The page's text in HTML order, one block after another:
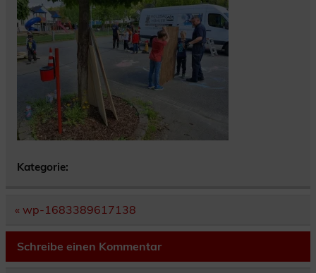
Kategorie:
Beitragsnavigation
« wp-1683389617138
Schreibe einen Kommentar